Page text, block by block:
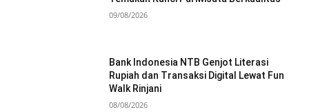
09/08/2026
Bank Indonesia NTB Genjot Literasi
Rupiah dan Transaksi Digital Lewat Fun
Walk Rinjani
08/08/2026